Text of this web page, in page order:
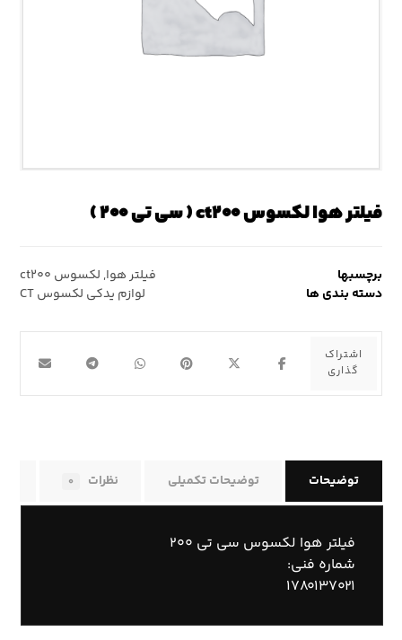
فیلتر هوا لکسوس ct۲۰۰ ( سی تی ۲۰۰ )
برچسبها فیلتر هوا, لکسوس ct۲۰۰
دسته بندی ها
لوازم یدکی لکسوس CT
توضیحات توضیحات تکمیلی نظرات ۰
فیلتر هوا لکسوس سی تی ۲۰۰
شماره فنی:
۱۷۸۰۱۳۷۰۲۱